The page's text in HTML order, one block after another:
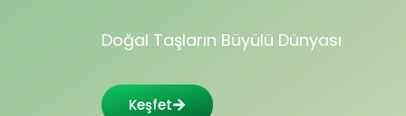
Doğal Taşların Büyülü Dünyası
Keşfet